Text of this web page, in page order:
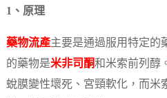
1、原理
藥物流產主要是通過服用特定的
的藥物是米非司酮和米索前列醇
蛻膜變性壞死、宮頸軟化，而米